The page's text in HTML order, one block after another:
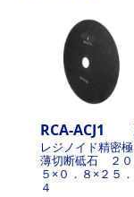
RCA-ACJ1
レジノイド精密極
薄切断砥石 ２０
５×０．８×２５．
４